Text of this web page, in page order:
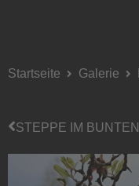
Startseite Galerie